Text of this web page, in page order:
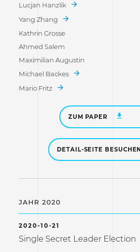
Lucjan Hanzlik
Yang Zhang
Kathrin Grosse
Ahmed Salem
Maximilian Augustin
Michael Backes
Mario Fritz
ZUM PAPER
DETAIL-SEITE
JAHR 2020
2020-10-21
Single Secret Leader Election